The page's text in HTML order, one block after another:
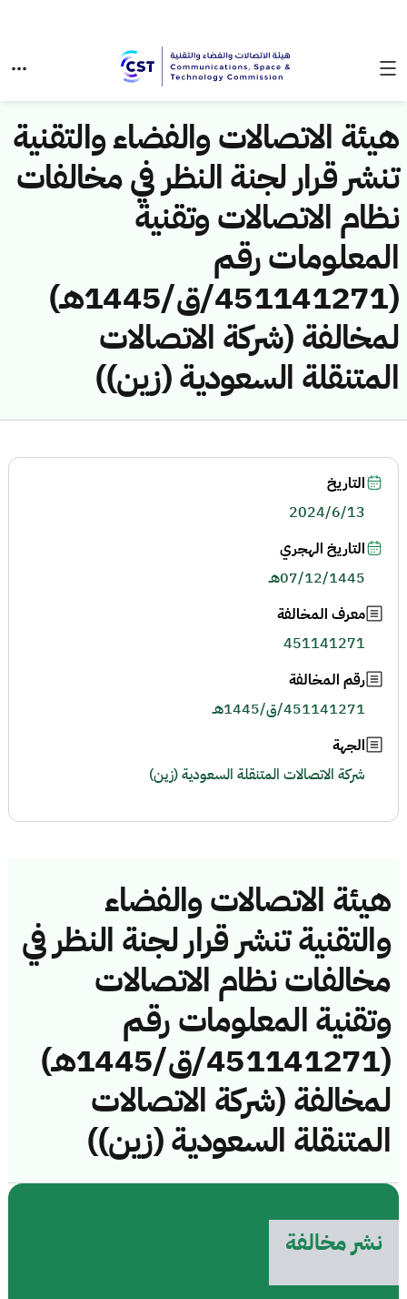
هيئة الاتصالات والفضاء والتقنية
تنشر قرار لجنة النظر في مخالفات
نظام الاتصالات وتقنية
المعلومات رقم
(451141271/ق/1445هـ)
لمخالفة (شركة الاتصالات
المتنقلة السعودية (زين))
هيئة الاتصالات والفضاء
والتقنية تنشر قرار لجنة النظر في
مخالفات نظام الاتصالات
وتقنية المعلومات رقم
(451141271/ق/1445هـ)
لمخالفة (شركة الاتصالات
المتنقلة السعودية (زين))
نشر مخالفة
التاريخ
2024/6/13
التاريخ الهجري
07/12/1445هـ
معرف المخالفة
451141271
رقم المخالفة
451141271/ق/1445هـ
الجهة
شركة الاتصالات المتنقلة السعودية (زين)